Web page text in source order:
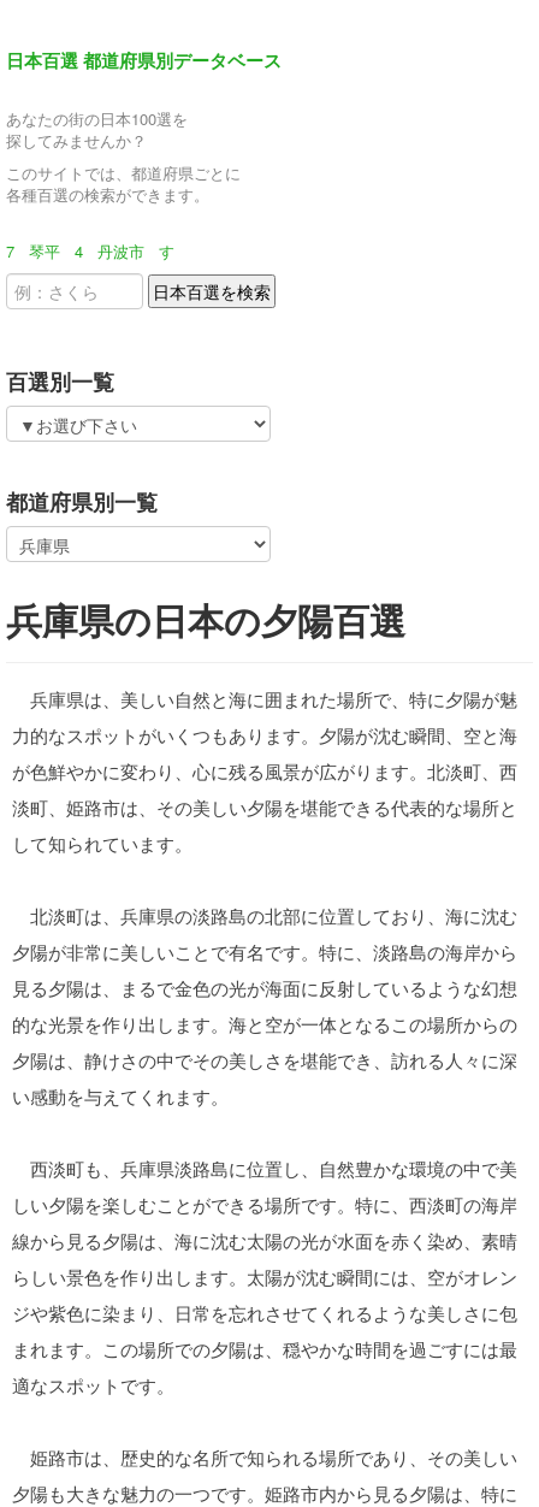
日本百選 都道府県別データベース
あなたの街の日本100選を
探してみませんか？
このサイトでは、都道府県ごとに
各種百選の検索ができます。
7 琴平 4 丹波市 す
百選別一覧
都道府県別一覧
兵庫県の日本の夕陽百選
兵庫県は、美しい自然と海に囲まれた場所で、特に夕陽が魅
力的なスポットがいくつもあります。夕陽が沈む瞬間、空と海
が色鮮やかに変わり、心に残る風景が広がります。北淡町、西
淡町、姫路市は、その美しい夕陽を堪能できる代表的な場所と
して知られています。
北淡町は、兵庫県の淡路島の北部に位置しており、海に沈む
夕陽が非常に美しいことで有名です。特に、淡路島の海岸から
見る夕陽は、まるで金色の光が海面に反射しているような幻想
的な光景を作り出します。海と空が一体となるこの場所からの
夕陽は、静けさの中でその美しさを堪能でき、訪れる人々に深
い感動を与えてくれます。
西淡町も、兵庫県淡路島に位置し、自然豊かな環境の中で美
しい夕陽を楽しむことができる場所です。特に、西淡町の海岸
線から見る夕陽は、海に沈む太陽の光が水面を赤く染め、素晴
らしい景色を作り出します。太陽が沈む瞬間には、空がオレン
ジや紫色に染まり、日常を忘れさせてくれるような美しさに包
まれます。この場所での夕陽は、穏やかな時間を過ごすには最
適なスポットです。
姫路市は、歴史的な名所で知られる場所であり、その美しい
夕陽も大きな魅力の一つです。姫路市内から見る夕陽は、特に